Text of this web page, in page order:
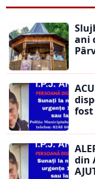
ani
fost
din